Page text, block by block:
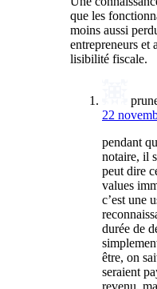
que les
moins aussi
entrepreneurs et
lisibilité fiscale.
22
pendant
notaire, il
peut dire
values
c’est une
durée de
être, on
seraient